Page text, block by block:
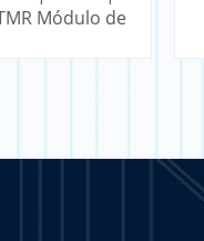
Módulo de